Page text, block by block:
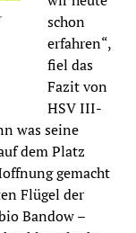
schon
erfahren“,
fiel das
Fazit von
HSV III-
was seine
dem Platz
gemacht
Flügel der
Bandow –